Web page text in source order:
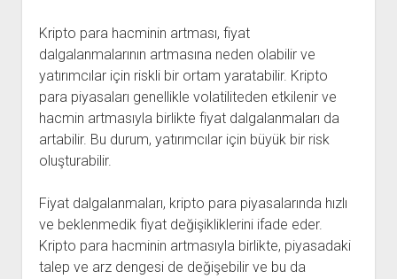
Kripto para hacminin artması, fiyat
dalgalanmalarının artmasına neden olabilir ve
yatırımcılar için riskli bir ortam yaratabilir. Kripto
para piyasaları genellikle volatiliteden etkilenir ve
hacmin artmasıyla birlikte fiyat dalgalanmaları da
artabilir. Bu durum, yatırımcılar için büyük bir risk
oluşturabilir.
Fiyat dalgalanmaları, kripto para piyasalarında hızlı
ve beklenmedik fiyat değişikliklerini ifade eder.
Kripto para hacminin artmasıyla birlikte, piyasadaki
talep ve arz dengesi de değişebilir ve bu da